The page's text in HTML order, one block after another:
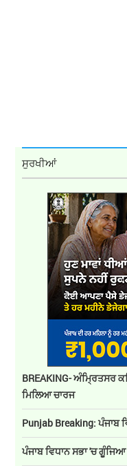
ਸੁਰਖੀਆਂ
BREAKING- ਅੰਮ੍ਰਿਤਸਰ
ਮਿਲਿਆ ਚਾਰਜ
Punjab Breaking: ਪੰਜਾਬ
ਪੰਜਾਬ ਵਿਧਾਨ ਸਭਾ 'ਚ